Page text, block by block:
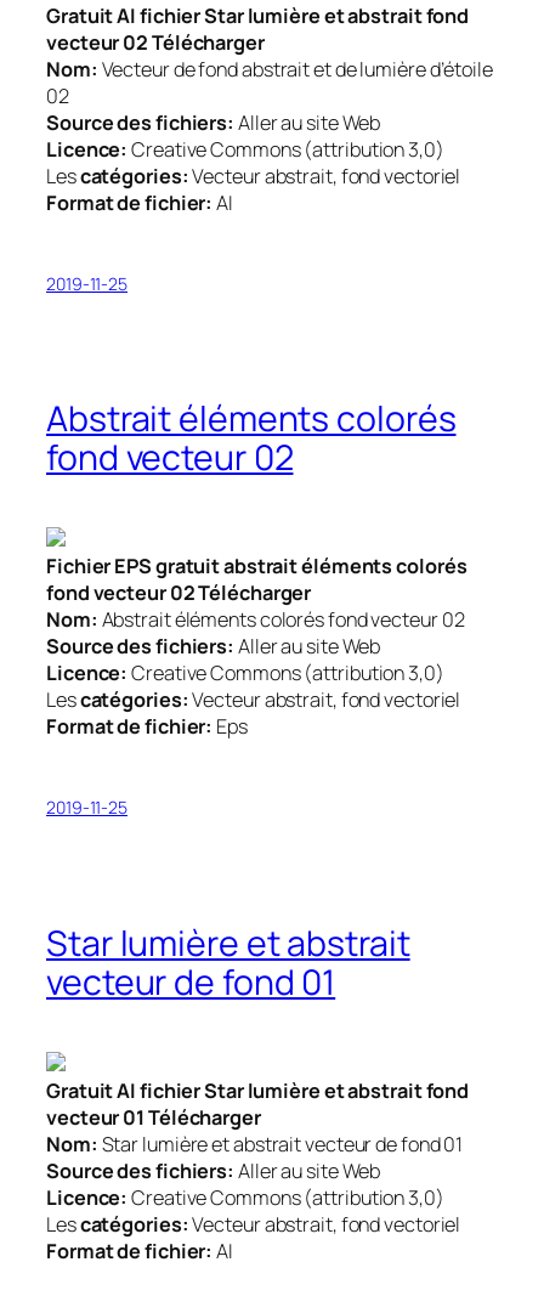
Gratuit AI fichier Star lumière et abstrait fond
vecteur 02 Télécharger
Nom: Vecteur de fond abstrait et de lumière d’étoile
02
Source des fichiers: Aller au site Web
Licence: Creative Commons (attribution 3,0)
Lescatégories:Vecteur abstrait, fond vectoriel
Format de fichier: AI
2019-11-25
Abstrait éléments colorés
fond vecteur 02
Fichier EPS gratuit abstrait éléments colorés
fond vecteur 02 Télécharger
Nom: Abstrait éléments colorés fond vecteur 02
Source des fichiers: Aller au site Web
Licence: Creative Commons (attribution 3,0)
Lescatégories:Vecteur abstrait, fond vectoriel
Format de fichier: Eps
2019-11-25
Star lumière et abstrait
vecteur de fond 01
Gratuit AI fichier Star lumière et abstrait fond
vecteur 01 Télécharger
Nom: Star lumière et abstrait vecteur de fond 01
Source des fichiers: Aller au site Web
Licence: Creative Commons (attribution 3,0)
Lescatégories:Vecteur abstrait, fond vectoriel
Format de fichier: AI